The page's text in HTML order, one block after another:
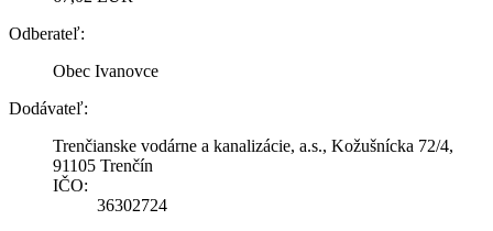
Odberateľ:
Obec Ivanovce
Dodávateľ:
Trenčianske vodárne a kanalizácie, a.s., Kožušnícka 72/4,
91105 Trenčín
IČO:
36302724